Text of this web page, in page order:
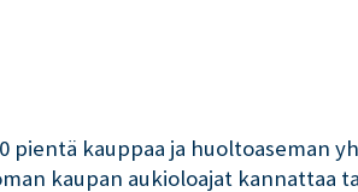
pientä kauppaa ja huoltoaseman
kaupan aukioloajat kannattaa